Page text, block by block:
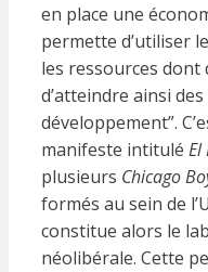
en place une
permette d’utiliser
les ressources dont
d’atteindre ainsi
développement”.
manifeste intitulé El
plusieurs Chicago
formés au sein de
constitue alors le
néolibérale. Cette